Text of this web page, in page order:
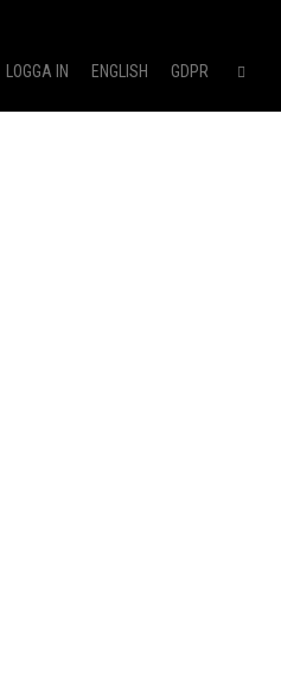
LOGGA IN ENGLISH GDPR